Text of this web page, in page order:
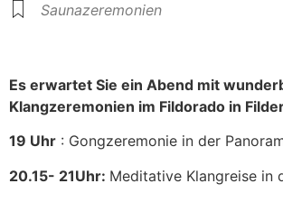
Saunazeremonien
Es erwartet Sie ein Abend mit
Klangzeremonien im Fildorado in
19 Uhr : Gongzeremonie in der
20.15- 21Uhr: Meditative Klangreise in